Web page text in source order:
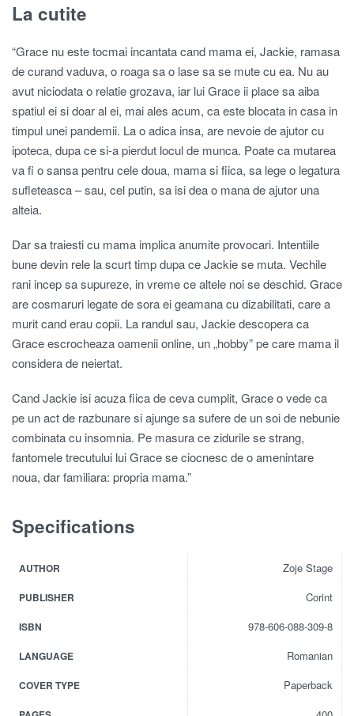
La cutite
“Grace nu este tocmai incantata cand mama ei, Jackie, ramasa
de curand vaduva, o roaga sa o lase sa se mute cu ea. Nu au
avut niciodata o relatie grozava, iar lui Grace ii place sa aiba
spatiul ei si doar al ei, mai ales acum, ca este blocata in casa in
timpul unei pandemii. La o adica insa, are nevoie de ajutor cu
ipoteca, dupa ce si-a pierdut locul de munca. Poate ca mutarea
va fi o sansa pentru cele doua, mama si fiica, sa lege o legatura
sufleteasca – sau, cel putin, sa isi dea o mana de ajutor una
alteia.
Dar sa traiesti cu mama implica anumite provocari. Intentiile
bune devin rele la scurt timp dupa ce Jackie se muta. Vechile
rani incep sa supureze, in vreme ce altele noi se deschid. Grace
are cosmaruri legate de sora ei geamana cu dizabilitati, care a
murit cand erau copii. La randul sau, Jackie descopera ca
Grace escrocheaza oamenii online, un „hobby” pe care mama il
considera de neiertat.
Cand Jackie isi acuza fiica de ceva cumplit, Grace o vede ca
pe un act de razbunare si ajunge sa sufere de un soi de nebunie
combinata cu insomnia. Pe masura ce zidurile se strang,
fantomele trecutului lui Grace se ciocnesc de o amenintare
noua, dar familiara: propria mama.”
Specifications
AUTHOR Zoje Stage
PUBLISHER Corint
ISBN 978-606-088-309-8
LANGUAGE Romanian
COVER TYPE Paperback